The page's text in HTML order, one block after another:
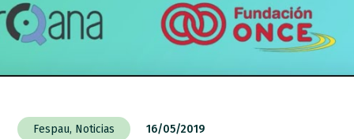
Fespau, Noticias
16/05/2019